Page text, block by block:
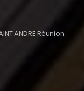
ANDRE Réunion